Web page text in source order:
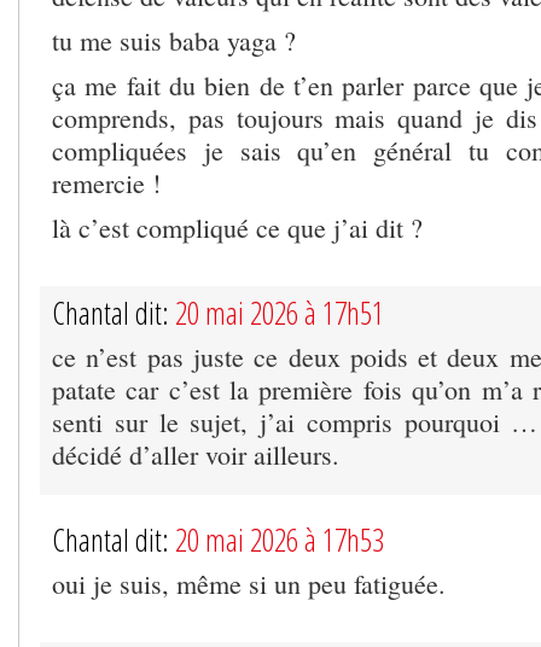
tu me suis baba yaga ?
ça me fait du bien de t’en parler parce que
comprends, pas toujours mais quand je
compliquées je sais qu’en général tu
remercie !
là c’est compliqué ce que j’ai dit ?
Chantal dit: 20 mai 2026 à 17h51
ce n’est pas juste ce deux poids et deux
patate car c’est la première fois qu’on m’a
senti sur le sujet, j’ai compris pourquoi …
décidé d’aller voir ailleurs.
Chantal dit: 20 mai 2026 à 17h53
oui je suis, même si un peu fatiguée.